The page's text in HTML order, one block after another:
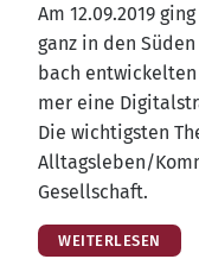
Am 12.09.2019
ganz in den
bach
mer eine
Die wich­tigs­ten
Alltagsleben/​
Gesellschaft.
WEITERLESEN